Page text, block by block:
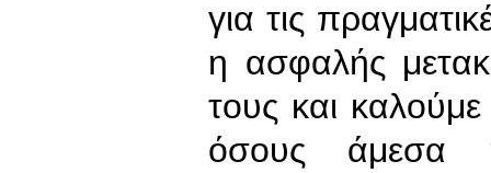
για τις
η ασφαλής
τους και
όσους άμεσα